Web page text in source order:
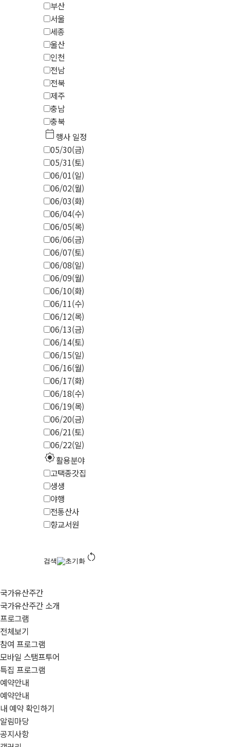
부산
서울
세종
울산
인천
전남
전북
제주
충남
충북
calendar_today행사 일정
05/30(금)
05/31(토)
06/01(일)
06/02(월)
06/03(화)
06/04(수)
06/05(목)
06/06(금)
06/07(토)
06/08(일)
06/09(월)
06/10(화)
06/11(수)
06/12(목)
06/13(금)
06/14(토)
06/15(일)
06/16(월)
06/17(화)
06/18(수)
06/19(목)
06/20(금)
06/21(토)
06/22(일)
explosion활용분야
고택종갓집
생생
야행
전통산사
향교서원
검색 초기화 restart_alt
국가유산주간
국가유산주간 소개
프로그램
전체보기
참여 프로그램
모바일 스탬프투어
특집 프로그램
예약안내
예약안내
내 예약 확인하기
알림마당
공지사항